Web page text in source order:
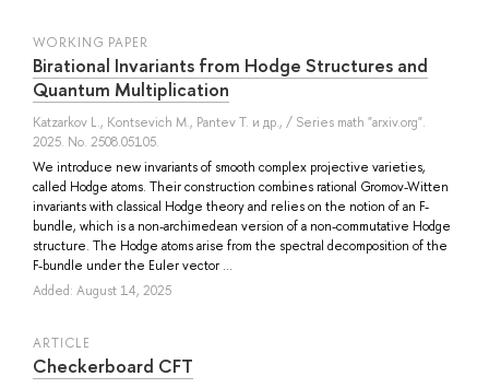
WORKING PAPER
Birational Invariants from Hodge Structures and
Quantum Multiplication
Katzarkov L., Kontsevich M., Pantev T. и др., / Series math "arxiv.org".
2025. No. 2508.05105.
We introduce new invariants of smooth complex projective varieties,
called Hodge atoms. Their construction combines rational Gromov-Witten
invariants with classical Hodge theory and relies on the notion of an F-
bundle, which is a non-archimedean version of a non-commutative Hodge
structure. The Hodge atoms arise from the spectral decomposition of the
F-bundle under the Euler vector ...
Added: August 14, 2025
ARTICLE
Checkerboard CFT